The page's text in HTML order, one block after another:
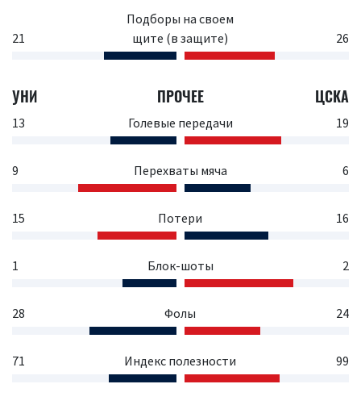
21
Подборы на своем
щите (в защите)
26
УНИ ПРОЧЕЕ ЦСКА
13 Голевые передачи 19
9 Перехваты мяча 6
15 Потери 16
1 Блок-шоты 2
28 Фолы 24
71 Индекс полезности 99